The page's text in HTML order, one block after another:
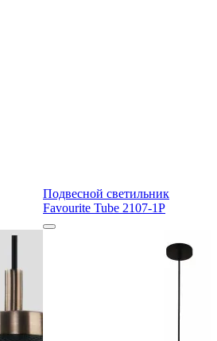
Подвесной светильник
Favourite Tube 2107-1P